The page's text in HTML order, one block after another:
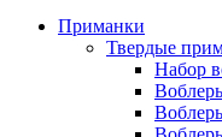
Приманки
Твердые
Набор